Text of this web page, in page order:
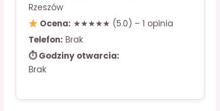
Rzeszów
Ocena: ★★★★★ (5.0) – 1 opinia
Telefon: Brak
⏱ Godziny otwarcia:
Brak